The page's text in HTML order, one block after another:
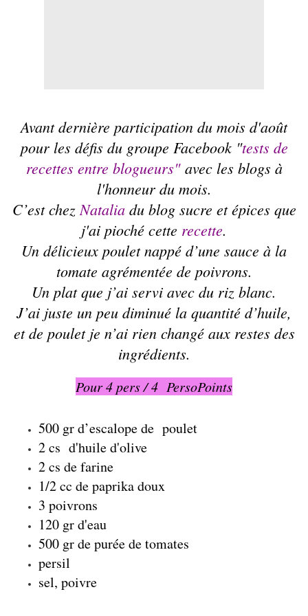
Avant dernière participation du mois d'août
pour les défis du groupe Facebook "tests de
recettes entre blogueurs"avec les blogs à
l'honneur du mois.
C’est chezNataliadu blog sucre et épices que
j'ai pioché cette recette.
Un délicieux poulet nappé d’une sauce à la
tomate agrémentée de poivrons.
Un plat que j’ai servi avec du riz blanc.
J’ai juste un peu diminué la quantité d’huile,
et de poulet je n’ai rien changé aux restes des
ingrédients.
Pour 4 pers / 4 PersoPoints
500 gr d’escalope de poulet
2 cs d'huile d'olive
2 cs de farine
1/2 cc de paprika doux
3 poivrons
120 gr d'eau
500 gr de purée de tomates
persil
sel, poivre